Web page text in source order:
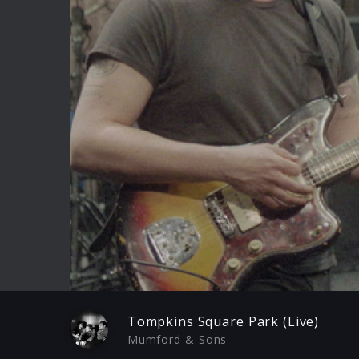
Play
Tompkins Square Park (Live)
Mumford & Sons